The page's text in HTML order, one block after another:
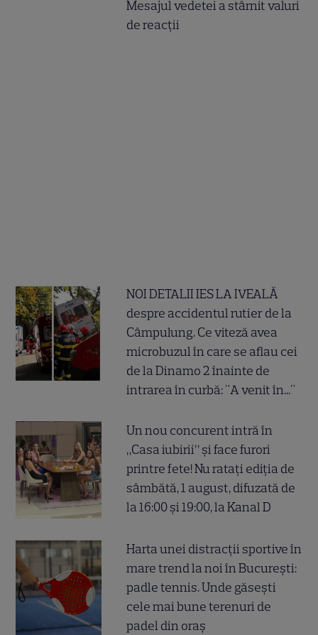
Mesajul vedetei a stârnit valuri
de reacții
NOI DETALII IES LA IVEALĂ
despre accidentul rutier de la
Câmpulung. Ce viteză avea
microbuzul în care se aflau cei
de la Dinamo 2 înainte de
intrarea în curbă: "A venit în..."
Un nou concurent intră în
„Casa iubirii” și face furori
printre fete! Nu ratați ediția de
sâmbătă, 1 august, difuzată de
la 16:00 și 19:00, la Kanal D
Harta unei distracții sportive în
mare trend la noi în București:
padle tennis. Unde găsești
cele mai bune terenuri de
padel din oraș